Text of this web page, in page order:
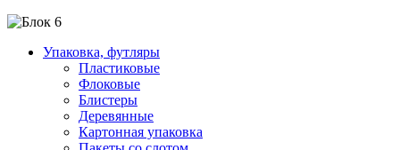
Упаковка, футляры
Пластиковые
Флоковые
Блистеры
Деревянные
Картонная упаковка